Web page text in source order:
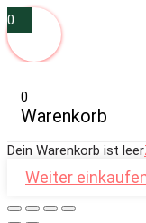
0
0
Warenkorb
Dein Warenkorb ist leer
Weiter